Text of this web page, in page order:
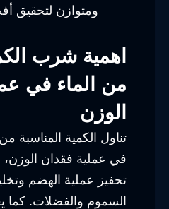
ومتوازن لتحقيق
اهمية شرب
من الماء في
الوزن
تناول الكمية المناسبة
في عملية فقدان
تحفيز عملية الهضم
السموم والفضلات.